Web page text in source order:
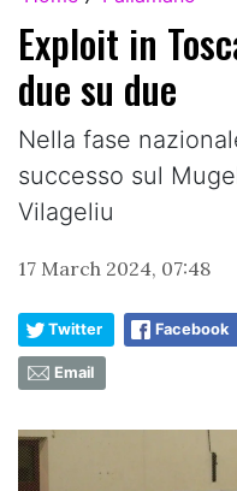
Exploit in
due su due
Nella fase
successo sul
Vilageliu
17 March 2024, 07:48
Twitter Facebook
Email